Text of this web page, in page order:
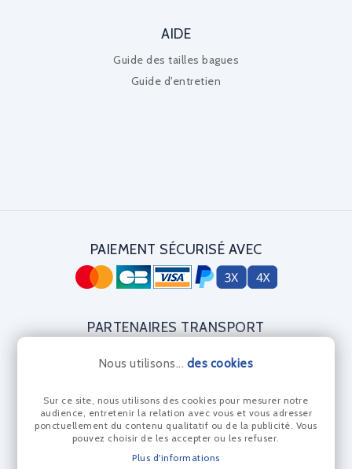
AIDE
Guide des tailles bagues
Guide d'entretien
Nous utilisons... des cookies
Sur ce site, nous utilisons des cookies pour mesurer notre
audience, entretenir la relation avec vous et vous adresser
ponctuellement du contenu qualitatif ou de la publicité. Vous
pouvez choisir de les accepter ou les refuser.
Plus d'informations
PAIEMENT SÉCURISÉ AVEC
PARTENAIRES TRANSPORT
CERTIFICAT DIAMANT